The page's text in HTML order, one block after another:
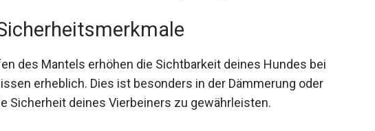
des Mantels erhöhen die Sichtbarkeit deines Hundes bei
erheblich. Dies ist besonders in der Dämmerung oder
Sicherheit deines Vierbeiners zu gewährleisten.